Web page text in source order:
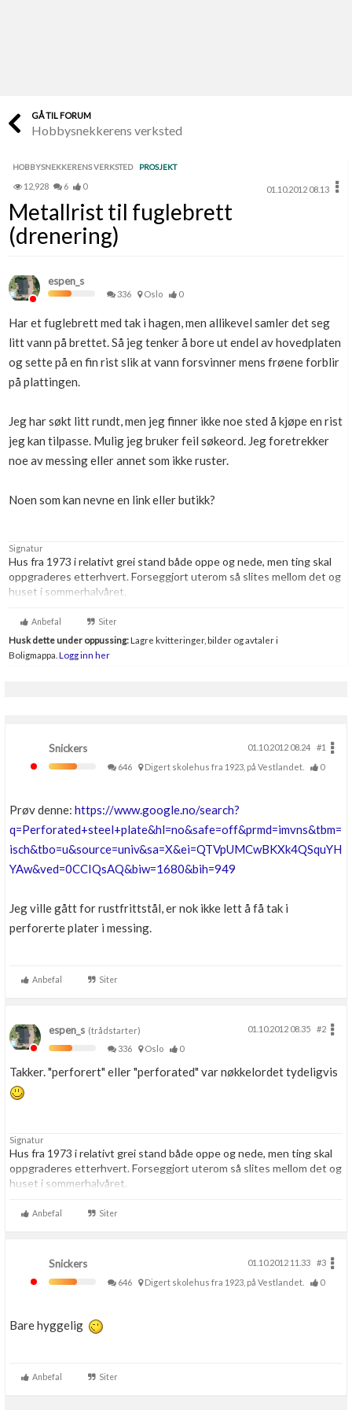
Finn håndverkere
Papirer som mangler
Skaff dokumentasjon som mangler
Kundeservice
Se din bolig? Klikk her
Boligmappa+
Få mer ut av Boligmappa
GÅ TIL FORUM
Hobbysnekkerens verksted
HOBBYSNEKKERENS VERKSTED PROSJEKT
12,928 6 0 01.10.2012 08.13
Metallrist til fuglebrett
(drenering)
espen_s
336 Oslo 0
Har et fuglebrett med tak i hagen, men allikevel samler det seg
litt vann på brettet. Så jeg tenker å bore ut endel av hovedplaten
og sette på en fin rist slik at vann forsvinner mens frøene forblir
på plattingen.
Jeg har søkt litt rundt, men jeg finner ikke noe sted å kjøpe en rist
jeg kan tilpasse. Mulig jeg bruker feil søkeord. Jeg foretrekker
noe av messing eller annet som ikke ruster.
Noen som kan nevne en link eller butikk?
Signatur
Hus fra 1973 i relativt grei stand både oppe og nede, men ting skal
oppgraderes etterhvert. Forseggjort uterom så slites mellom det og
huset i sommerhalvåret.
Elektroingeniør fra NTH, men har glemt mye da jeg utvikler
programvare dagen lang.
Anbefal Siter
Husk dette under oppussing:Lagre kvitteringer, bilder og avtaler i
Boligmappa. Logg inn her
Snickers 01.10.2012 08.24
#1
646
Digert skolehus fra 1923, på Vestlandet. 0
Prøv denne: https://www.google.no/search?
q=Perforated+steel+plate&hl=no&safe=off&prmd=imvns&tbm=
isch&tbo=u&source=univ&sa=X&ei=QTVpUMCwBKXk4QSquYH
YAw&ved=0CCIQsAQ&biw=1680&bih=949
Jeg ville gått for rustfrittstål, er nok ikke lett å få tak i
perforerte plater i messing.
Anbefal Siter
espen_s (trådstarter) 01.10.2012 08.35
#2
336
Oslo 0
Takker. "perforert" eller "perforated" var nøkkelordet tydeligvis
Signatur
Hus fra 1973 i relativt grei stand både oppe og nede, men ting skal
oppgraderes etterhvert. Forseggjort uterom så slites mellom det og
huset i sommerhalvåret.
Elektroingeniør fra NTH, men har glemt mye da jeg utvikler
Anbefal Siter
Snickers 01.10.2012 11.33
#3
646
Digert skolehus fra 1923, på Vestlandet. 0
Bare hyggelig
Anbefal Siter